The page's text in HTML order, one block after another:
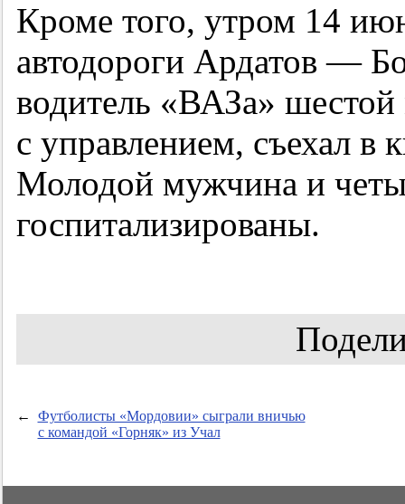
Кроме того, утром 14
автодороги Ардатов —
водитель «ВАЗа» шестой
с управлением, съехал в
Молодой мужчина и
госпитализированы.
←
Футболисты «Мордовии» сыграли вничью
с командой «Горняк» из Учал